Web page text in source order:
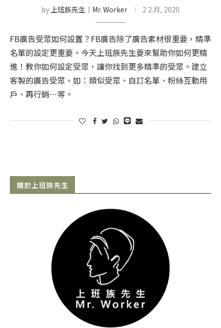
by上班族先生│Mr. Worker 2 2 月, 2020
FB廣告受眾如何設置？FB廣告除了廣告素材很重要，精準
名單的設定更重要。今天上班族先生要來幫助你如何更精
進！教你如何設定受眾，讓你找到更多精準的受眾。建立
客製的廣告受眾，如：類似受眾、自訂名單、粉絲互動用
戶、再行銷…等。
關於上班族先生